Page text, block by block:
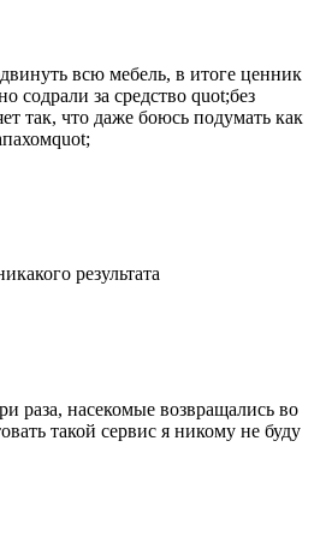
всю мебель, в итоге ценник
содрали за средство quot;без
так, что даже боюсь подумать как
результата
раза, насекомые возвращались во
такой сервис я никому не буду